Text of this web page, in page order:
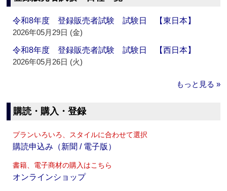
令和8年度 登録販売者試験 試験日 【東日本】
2026年05月29日 (金)
令和8年度 登録販売者試験 試験日 【西日本】
2026年05月26日 (火)
もっと見る »
購読・購入・登録
プランいろいろ、スタイルに合わせて選択
購読申込み（新聞 / 電子版）
書籍、電子商材の購入はこちら
オンラインショップ